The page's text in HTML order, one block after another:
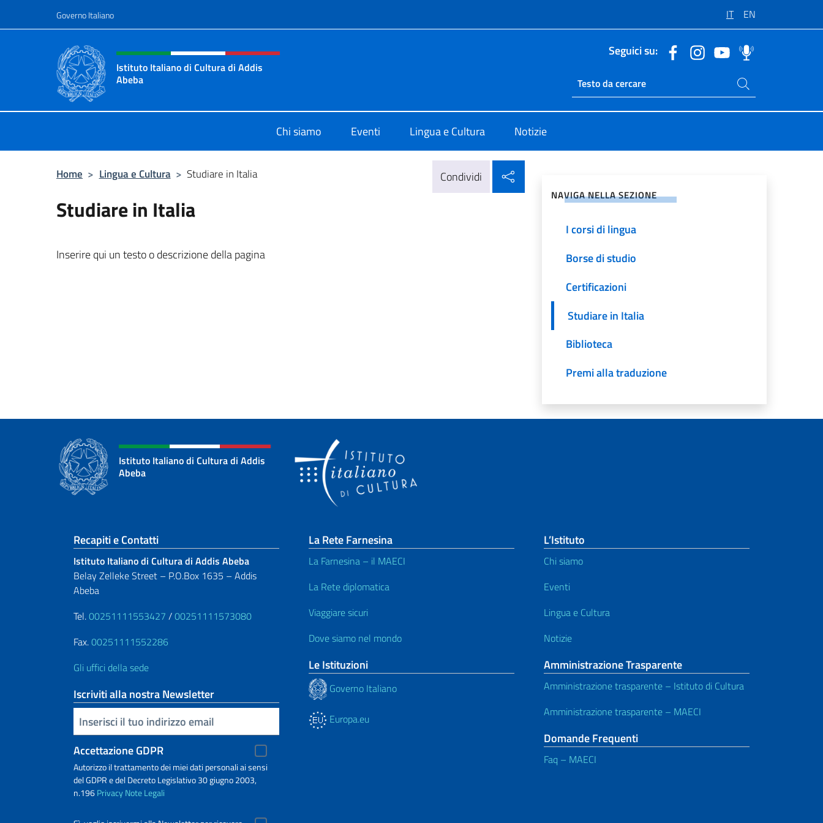
Governo Italiano IT EN
Intestazione sito, social e menù
Istituto Italiano di Cultura di Addis
Abeba
Seguici su:
Ricerca sito live
Cerca nel sito
Chi siamo Eventi Lingua e Cultura Notizie
Home > Lingua e Cultura > Studiare in Italia Condividi
Studiare in Italia
Inserire qui un testo o descrizione della pagina
NAVIGA NELLA SEZIONE
I corsi di lingua
Borse di studio
Certificazioni
Studiare in Italia
Biblioteca
Premi alla traduzione
Istituto Italiano di Cultura di Addis
Abeba
Sezione footer
Recapiti e Contatti
Istituto Italiano di Cultura di Addis Abeba
Belay Zelleke Street – P.O.Box 1635 – Addis
Abeba
Tel.00251111553427 /00251111573080
Fax.00251111552286
Gli uffici della sede
Iscriviti alla nostra Newsletter
Inserisci la tua email
Accettazione GDPR
Autorizzo il trattamento dei miei dati personali ai sensi
del GDPR e del Decreto Legislativo 30 giugno 2003,
n.196PrivacyNote Legali
La Rete Farnesina
La Farnesina – il MAECI
La Rete diplomatica
Viaggiare sicuri
Dove siamo nel mondo
Le Istituzioni
Governo Italiano
Europa.eu
L’Istituto
Chi siamo
Eventi
Lingua e Cultura
Notizie
Amministrazione Trasparente
Amministrazione trasparente – Istituto di Cultura
Amministrazione trasparente – MAECI
Domande Frequenti
Faq – MAECI